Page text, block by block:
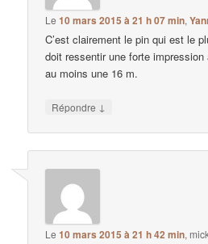
Le10 mars 2015 à 21 h 07 min,
C’est clairement le pin qui est le
doit ressentir une forte
au moins une 16 m.
Répondre ↓
Le10 mars 2015 à 21 h 42 min,